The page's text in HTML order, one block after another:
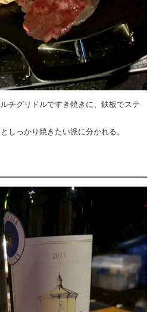
チグリドルですき焼きに、鉄板でステ
しっかり焼きたい派に分かれる。